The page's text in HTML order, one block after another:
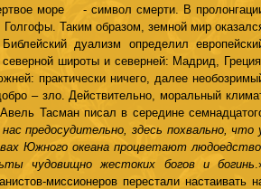
море - символ смерти. В
Таким образом, земной мир
дуализм определил
широты и северней: Мадрид, Греция,
практически ничего, далее
– зло. Действительно, моральный
Тасман писал в середине
предосудительно, здесь похвально, что
Южного океана процветают людоедство,
чудовищно жестоких богов и богинь
миссионеров перестали настаивать